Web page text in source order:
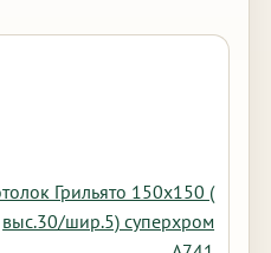
Грильято 150х150 (
выс.30/шир.5) суперхром